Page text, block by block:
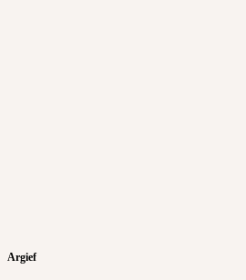
Argief